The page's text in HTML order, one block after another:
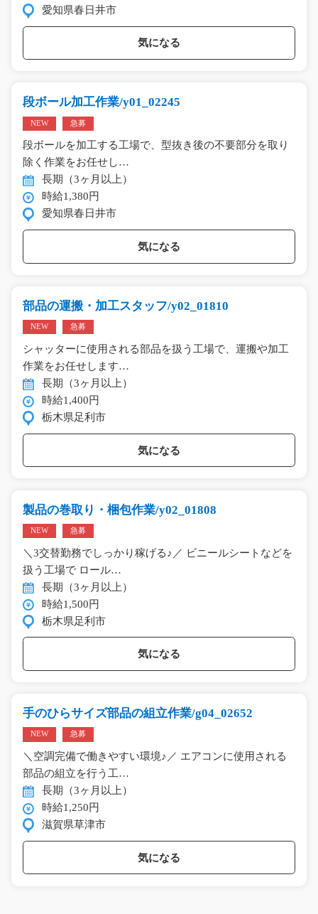
愛知県春日井市
気になる
段ボール加工作業/y01_02245
NEW 急募
段ボールを加工する工場で、型抜き後の不要部分を取り
除く作業をお任せし…
長期（3ヶ月以上）
時給1,380円
愛知県春日井市
気になる
部品の運搬・加工スタッフ/y02_01810
NEW 急募
シャッターに使用される部品を扱う工場で、運搬や加工
作業をお任せします…
長期（3ヶ月以上）
時給1,400円
栃木県足利市
気になる
製品の巻取り・梱包作業/y02_01808
NEW 急募
＼3交替勤務でしっかり稼げる♪／ ビニールシートなどを
扱う工場で ロール…
長期（3ヶ月以上）
時給1,500円
栃木県足利市
気になる
手のひらサイズ部品の組立作業/g04_02652
NEW 急募
＼空調完備で働きやすい環境♪／ エアコンに使用される
部品の組立を行う工…
長期（3ヶ月以上）
時給1,250円
滋賀県草津市
気になる